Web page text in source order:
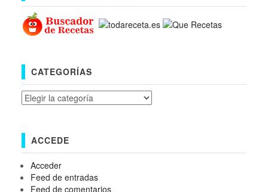
CATEGORÍAS
Categorías
ACCEDE
Acceder
Feed de entradas
Feed de comentarios